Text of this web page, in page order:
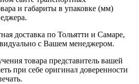
и габариты в упаковке (мм)
доставка по Тольятти и Самаре,
с Вашем менеджером.
товара представитель вашей
при себе оригинал доверенности